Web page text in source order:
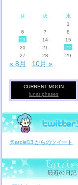
月
火 水
1
6
7 8
13
14 15
20
21 22
27
28 29
« 8月 10月 »
CURRENT MOON
lunar phases
@arciel13 からのツイート